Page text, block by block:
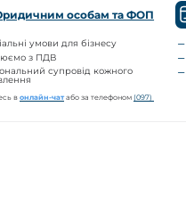
особам та ФОП
умови для бізнесу
з ПДВ
супровід кожного
вонлайн-чат або за телефоном(097)